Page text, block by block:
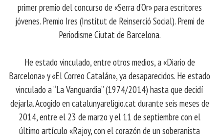
primer premio del concurso de «Serra d’Or» para escritores
jóvenes. Premio Ires (Institut de Reinserció Social). Premi de
Periodisme Ciutat de Barcelona.
He estado vinculado, entre otros medios, a «Diario de
Barcelona» y «El Correo Catalán», ya desaparecidos. He estado
vinculado a “La Vanguardia” (1974/2014) hasta que decidí
dejarla. Acogido en catalunyareligio.cat durante seis meses de
2014, entre el 23 de marzo y el 11 de septiembre con el
último artículo «Rajoy, con el corazón de un soberanista